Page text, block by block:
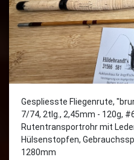
Gespliesste Fliegenrute,
7/74, 2tlg., 2,45mm - 120g,
Rutentransportrohr mit
Hülsenstopfen,
1280mm